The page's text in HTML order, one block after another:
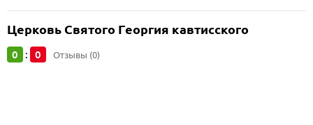
Церковь Святого Георгия кавтисского
0 : 0 Отзывы (0)